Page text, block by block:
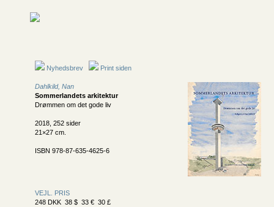
Nyhedsbrev Print siden
Dahlkild, Nan
Sommerlandets arkitektur
Drømmen om det gode liv
2018, 252 sider
21×27 cm.
ISBN 978-87-635-4625-6
VEJL. PRIS
248 DKK 38 $ 33 € 30 £